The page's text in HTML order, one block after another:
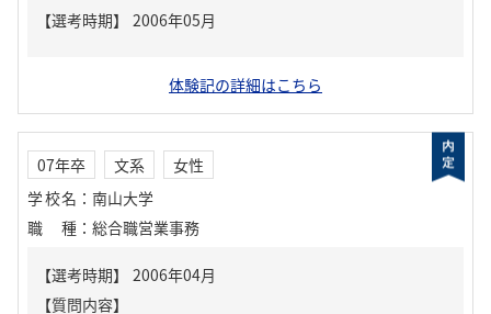
体験記の詳細はこちら
07年卒 文系
女性
学校名 ： 南山大学
職種 ： 総合職営業事務
【質問内容】